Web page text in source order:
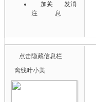
加关
注
发消
息
点击隐藏信息栏
离线叶小美